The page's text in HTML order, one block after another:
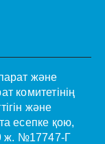
және
комитетінің
және
есепке қою,
ж. №17747-Г